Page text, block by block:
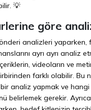
💡
göre
analizleri yaparken,
ayrı ayrı analiz
videoların ve
farklı olabilir. Bu
analiz yapmak ve
belirlemek gerekir.